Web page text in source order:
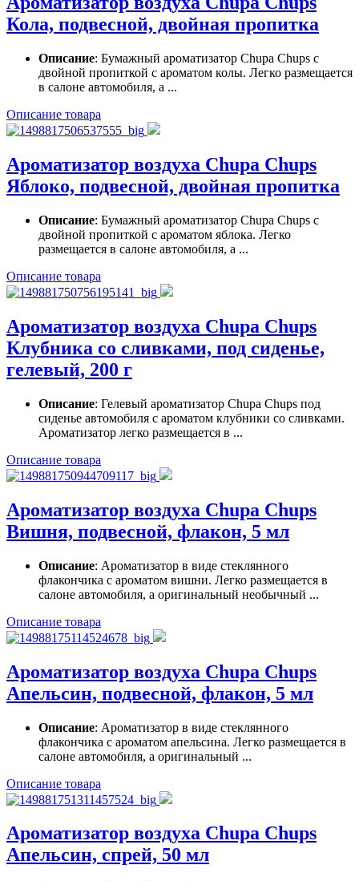
Кола, подвесной, двойная пропитка
Описание: Бумажный ароматизатор Chupa Chups с
двойной пропиткой с ароматом колы. Легко размещается
в салоне автомобиля, а ...
Описание товара
Ароматизатор воздуха Chupa Chups
Яблоко, подвесной, двойная пропитка
Описание: Бумажный ароматизатор Chupa Chups с
двойной пропиткой с ароматом яблока. Легко
размещается в салоне автомобиля, а ...
Описание товара
Ароматизатор воздуха Chupa Chups
Клубника со сливками, под сиденье,
гелевый, 200 г
Описание: Гелевый ароматизатор Chupa Chups под
сиденье автомобиля с ароматом клубники со сливками.
Ароматизатор легко размещается в ...
Описание товара
Ароматизатор воздуха Chupa Chups
Вишня, подвесной, флакон, 5 мл
Описание: Ароматизатор в виде стеклянного
флакончика с ароматом вишни. Легко размещается в
салоне автомобиля, а оригинальный необычный ...
Описание товара
Ароматизатор воздуха Chupa Chups
Апельсин, подвесной, флакон, 5 мл
Описание: Ароматизатор в виде стеклянного
флакончика с ароматом апельсина. Легко размещается в
салоне автомобиля, а оригинальный ...
Описание товара
Ароматизатор воздуха Chupa Chups
Апельсин, спрей, 50 мл